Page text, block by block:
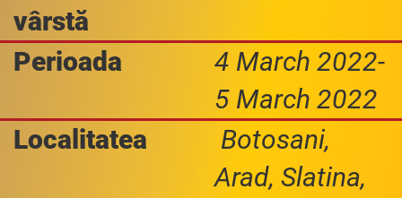
vârstă
Perioada
4 March 2022-
5 March 2022
Localitatea
Botosani,
Arad, Slatina,